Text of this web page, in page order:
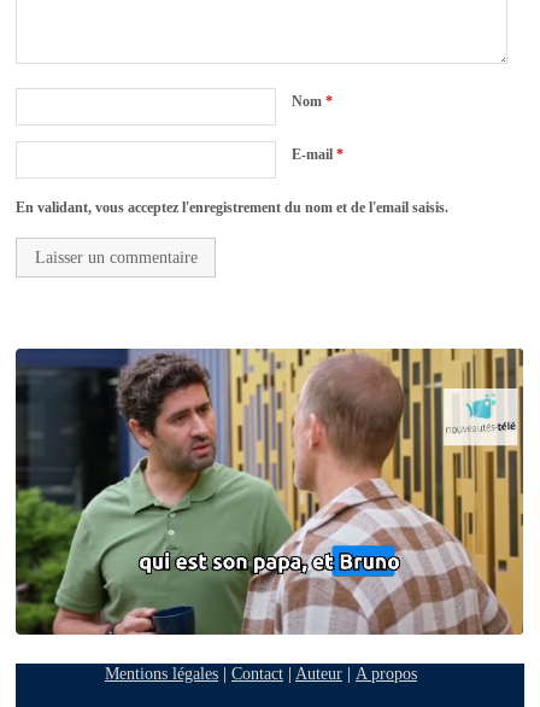
Nom*
E-mail*
En validant, vous acceptez l'enregistrement du nom et de l'email saisis.
Mentions légales| Contact| Auteur| A propos